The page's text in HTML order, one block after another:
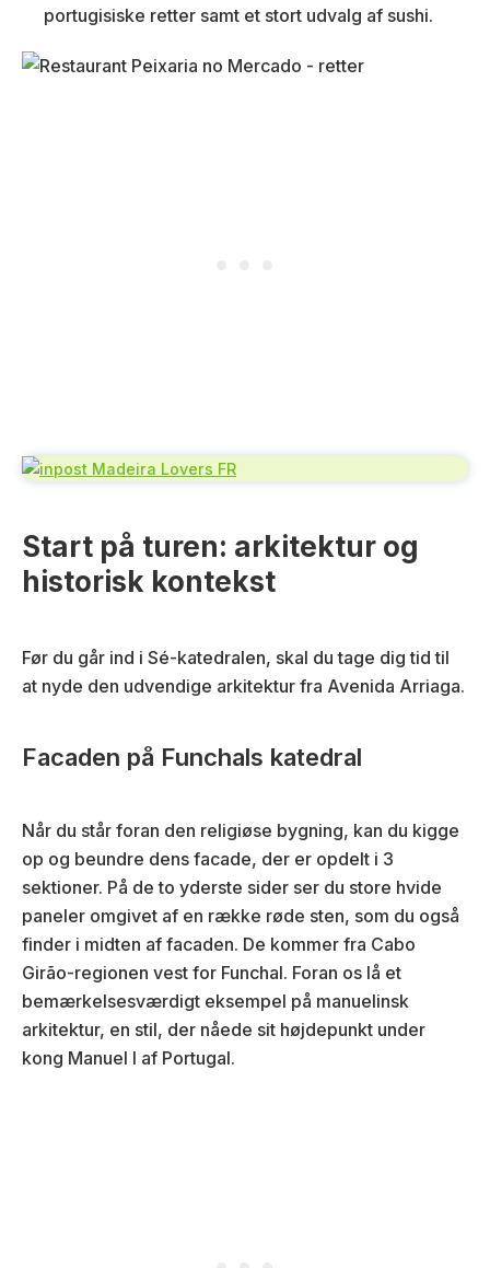
portugisiske retter samt et stort udvalg af sushi.
Start på turen: arkitektur og
historisk kontekst
Før du går ind i Sé-katedralen, skal du tage dig tid til
at nyde den udvendige arkitektur fra Avenida Arriaga.
Facaden på Funchals katedral
Når du står foran den religiøse bygning, kan du kigge
op og beundre dens facade, der er opdelt i 3
sektioner. På de to yderste sider ser du store hvide
paneler omgivet af en række røde sten, som du også
finder i midten af facaden. De kommer fra Cabo
Girão-regionen vest for Funchal. Foran os lå et
bemærkelsesværdigt eksempel på manuelinsk
arkitektur, en stil, der nåede sit højdepunkt under
kong Manuel I af Portugal.